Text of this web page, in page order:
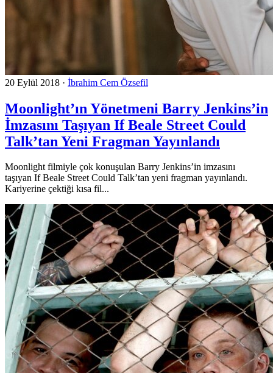
20 Eylül 2018 · İbrahim Cem Özsefil
Moonlight’ın Yönetmeni Barry Jenkins’in
İmzasını Taşıyan If Beale Street Could
Talk’tan Yeni Fragman Yayınlandı
Moonlight filmiyle çok konuşulan Barry Jenkins’in imzasını
taşıyan If Beale Street Could Talk’tan yeni fragman yayınlandı.
Kariyerine çektiği kısa fil...